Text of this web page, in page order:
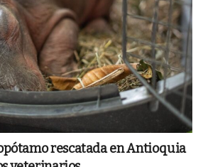
rescatada en Antioquia